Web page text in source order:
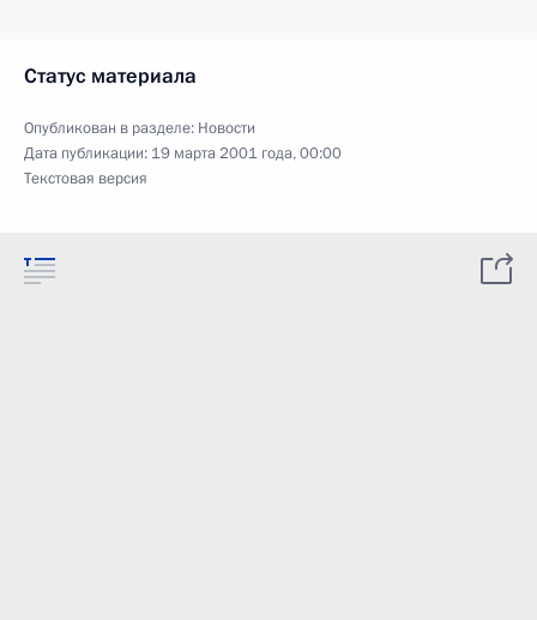
Статус материала
Опубликован в разделе: Новости
Дата публикации: 19 марта 2001 года, 00:00
Текстовая версия